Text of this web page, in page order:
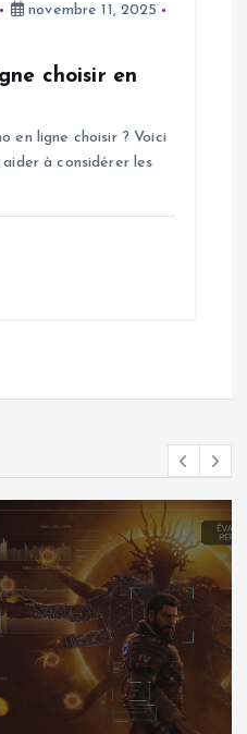
novembre 11, 2025
choisir en
en ligne choisir ? Voici
à considérer les